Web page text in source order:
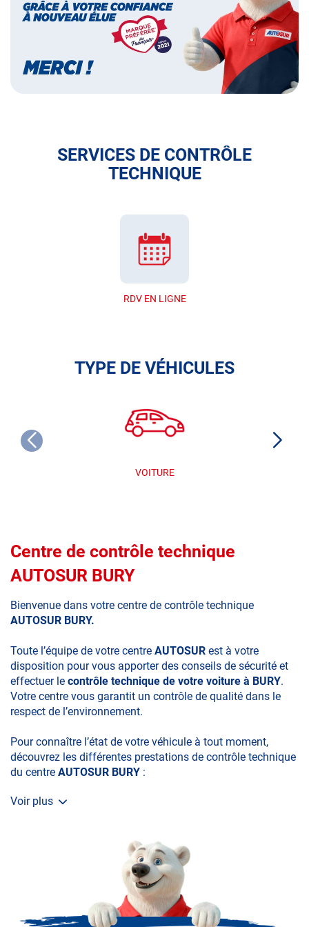
SERVICES DE CONTRÔLE
TECHNIQUE
RDV EN LIGNE
TYPE DE VÉHICULES
VOITURE
Centre de contrôle technique
AUTOSUR BURY
Bienvenue dans votre centre de contrôle technique
AUTOSUR BURY.
Toute l’équipe de votre centre AUTOSUR est à votre
disposition pour vous apporter des conseils de sécurité et
effectuer le contrôle technique de votre voiture à BURY.
Votre centre vous garantit un contrôle de qualité dans le
respect de l’environnement.
Pour connaître l’état de votre véhicule à tout moment,
découvrez les différentes prestations de contrôle technique
du centre AUTOSUR BURY :
• le contrôle technique obligatoire
• le contrôle des véhicules hybrides ou électriques
• le contrôle technique des véhicules GPL/Gaz*
Voir plus